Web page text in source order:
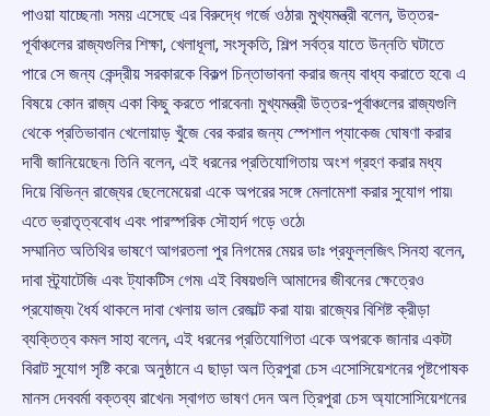
পাওয়া যাচ্ছেনা৷ সময় এসেছে এর বিরুদ্ধে গর্জে ওঠার৷ মুখ্যমন্ত্রী বলেন, উত্তর-
পূর্বাঞ্চলের রাজ্যগুলির শিক্ষা, খেলাধূলা, সংসৃকতি, শিল্প সর্বত্র যাতে উন্নতি ঘটাতে
পারে সে জন্য কেন্দ্রীয় সরকারকে বিকল্প চিন্তাভাবনা করার জন্য বাধ্য করাতে হবে৷ এ
বিষয়ে কোন রাজ্য একা কিছু করতে পারবেনা৷ মুখ্যমন্ত্রী উত্তর-পূর্বাঞ্চলের রাজ্যগুলি
থেকে প্রতিভাবান খেলোয়াড় খুঁজে বের করার জন্য স্পেশাল প্যাকেজ ঘোষণা করার
দাবী জানিয়েছেন৷ তিনি বলেন, এই ধরনের প্রতিযোগিতায় অংশ গ্রহণ করার মধ্য
দিয়ে বিভিন্ন রাজ্যের ছেলেমেয়েরা একে অপরের সঙ্গে মেলামেশা করার সুযোগ পায়৷
এতে ভ্রাতৃত্ববোধ এবং পারস্পরিক সৌহার্দ গড়ে ওঠে৷
সম্মানিত অতিথির ভাষণে আগরতলা পুর নিগমের মেয়র ডাঃ প্রফুল্লজিৎ সিনহা বলেন,
দাবা স্ট্র্যাটেজি এবং ট্যাকটিস গেম৷ এই বিষয়গুলি আমাদের জীবনের ক্ষেত্রেও
প্রযোজ্য৷ ধৈর্য থাকলে দাবা খেলায় ভাল রেজাল্ট করা যায়৷ রাজ্যের বিশিষ্ট ক্রীড়া
ব্যক্তিত্ব কমল সাহা বলেন, এই ধরনের প্রতিযোগিতা একে অপরকে জানার একটা
বিরাট সুযোগ সৃষ্টি করে৷ অনুষ্ঠানে এ ছাড়া অল ত্রিপুরা চেস এসোসিয়েশনের পৃষ্টপোষক
মানস দেববর্মা বক্তব্য রাখেন৷ স্বাগত ভাষণ দেন অল ত্রিপুরা চেস অ্যাসোসিয়েশনের